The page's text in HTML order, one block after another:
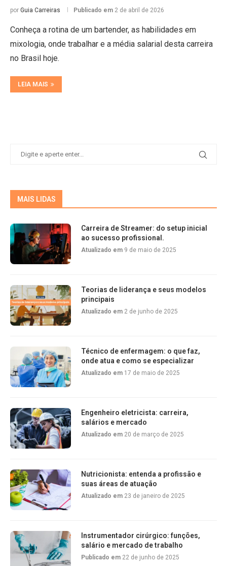
por Guia Carreiras Publicado em 2 de abril de 2026
Conheça a rotina de um bartender, as habilidades em
mixologia, onde trabalhar e a média salarial desta carreira
no Brasil hoje.
LEIA MAIS
MAIS LIDAS
Carreira de Streamer: do setup inicial
ao sucesso profissional.
Atualizado em 9 de maio de 2025
Teorias de liderança e seus modelos
principais
Atualizado em 2 de junho de 2025
Técnico de enfermagem: o que faz,
onde atua e como se especializar
Atualizado em 17 de maio de 2025
Engenheiro eletricista: carreira,
salários e mercado
Atualizado em 20 de março de 2025
Nutricionista: entenda a profissão e
suas áreas de atuação
Atualizado em 23 de janeiro de 2025
Instrumentador cirúrgico: funções,
salário e mercado de trabalho
Publicado em 22 de junho de 2025